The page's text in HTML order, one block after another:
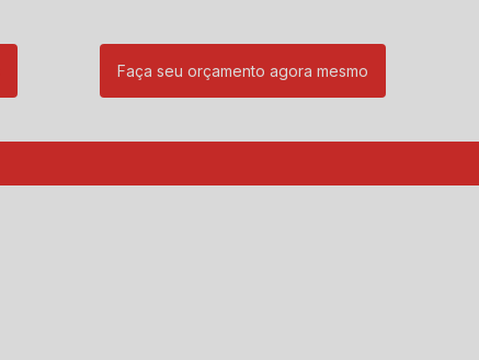
Faça seu orçamento agora mesmo